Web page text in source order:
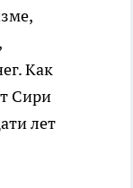
Как
Сири
лет